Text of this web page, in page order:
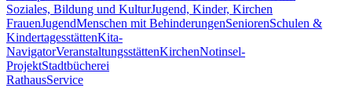
Soziales, Bildung und KulturJugend, Kinder, Kirchen
FrauenJugendMenschen mit BehinderungenSeniorenSchulen &
KindertagesstättenKita-
NavigatorVeranstaltungsstättenKirchenNotinsel-
ProjektStadtbücherei
RathausService